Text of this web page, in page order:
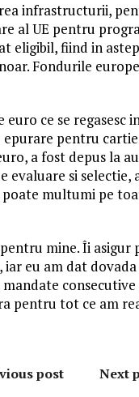
infrastructurii,
al UE pentru
eligibil, fiind in
Fondurile
ce se
pentru
a fost depus la
si selectie,
multumi pe
mine. Îi asigur
eu am dat
pentru tot ce am
post Next